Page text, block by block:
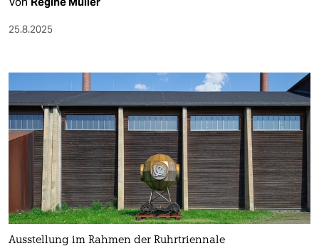
25.8.2025
Ausstellung im Rahmen der Ruhrtriennale